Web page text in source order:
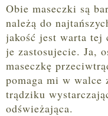
Obie maseczki są
należą do
jakość jest warta tej
je zastosujecie. Ja,
maseczkę
pomaga mi w walce
trądziku
odświeżająca.